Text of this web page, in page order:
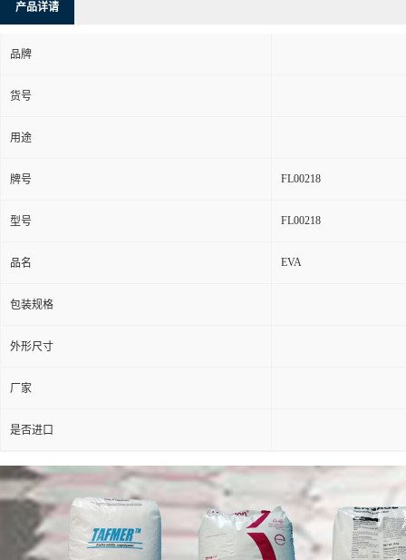
产品详请
品牌
货号
用途
牌号 FL00218
型号 FL00218
品名 EVA
包装规格
外形尺寸
厂家
是否进口